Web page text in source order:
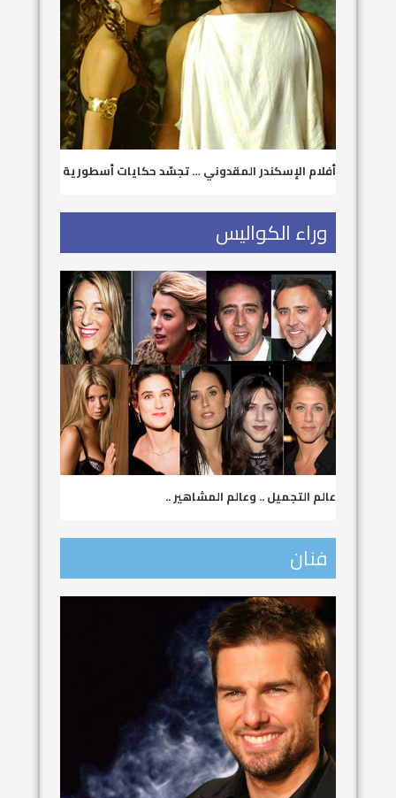
أفلام الإسكندر المقدوني … تجسّد حكايات أسطورية
وراء الكواليس
عالم التجميل .. وعالم المشاهير ..
فنان